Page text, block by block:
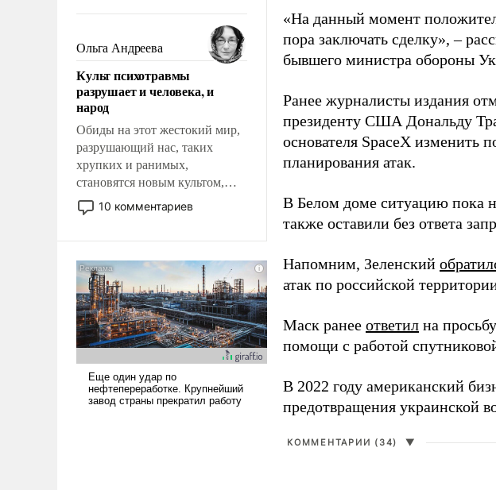
сложна и амбициозна. Однако
и ее реализация радикально
поднимет наши боевые
возможности.
Ольга Андреева
Культ психотравмы
разрушает и человека, и
народ
Обиды на этот жестокий мир,
разрушающий нас, таких
хрупких и ранимых,
становятся новым культом,
постепенно вытесняя и
отменяя традиционное
ударами судьбы, брать на себя
ответственность, помогать
слабым, идти вперед и
адаптироваться.
10 комментариев
«На данный момент
пора заключать сделку», –
бывшего министра обороны
Ранее журналисты издания
президенту США Дональду
основателя SpaceX изменить
планирования атак.
В Белом доме ситуацию пока
также оставили без ответа
Напомним, Зеленский
атак по российской
Маск ранее ответил на
помощи с работой
В 2022 году американский
предотвращения украинской
КОММЕНТАРИИ (34) ▼